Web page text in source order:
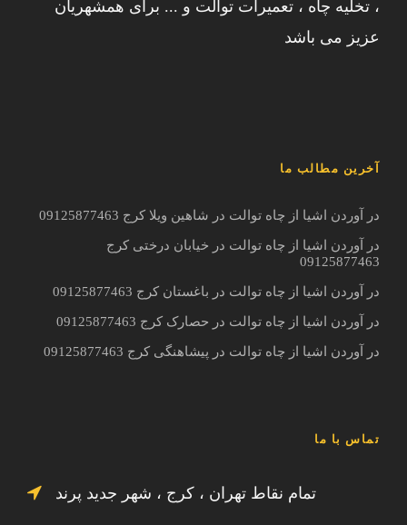
، تخلیه چاه ، تعمیرات توالت و ... برای همشهریان
عزیز می باشد
آخرین مطالب ما
در آوردن اشیا از چاه توالت در شاهین ویلا کرج 09125877463
در آوردن اشیا از چاه توالت در خیابان درختی کرج
09125877463
در آوردن اشیا از چاه توالت در باغستان کرج 09125877463
در آوردن اشیا از چاه توالت در حصارک کرج 09125877463
در آوردن اشیا از چاه توالت در پیشاهنگی کرج 09125877463
تماس با ما
تمام نقاط تهران ، کرج ، شهر جدید پرند